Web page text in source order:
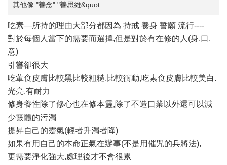
其他像 "善念" "善思維&quot ...
吃素—所持的理由大部分都因為 持戒 養身 誓願 流行----
對於每個人當下的需要而選擇,但是對於有在修的人(身.口.
意)
引響卻很大
吃葷食皮膚比較黑比較粗糙.比較衝動,吃素食皮膚比較美白.
光亮.有耐力
修身養性除了修心也在修本靈,除了不造口業以外還可以減
少靈體的污濁
提昇自己的靈氣(輕者升濁者降)
如果有用自己的本命正氣在辦事(不是用催咒的兵將法),
更需要淨化強大,處理後才不會很累